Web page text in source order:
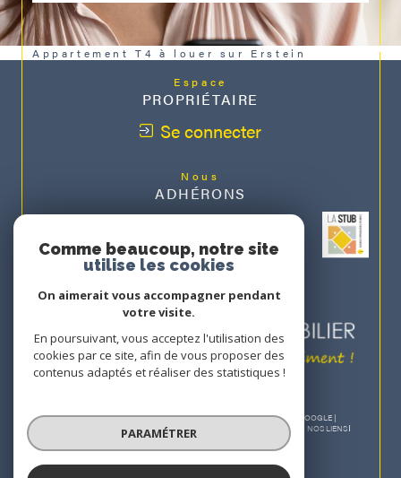
Appartement T4 à louer sur Erstein
Espace
PROPRIÉTAIRE
Se connecter
Nous
ADHÉRONS
© 2026 | TOUS DROITS RÉSERVÉS | TRADUCTION POWERED BY GOOGLE |
NOS HONORAIRES
PLAN DU SITE MENTIONS LÉGALES ADMIN
NOS LIENS
POLITIQUE RGPD
Comme beaucoup, notre site
utilise les cookies
On aimerait vous accompagner pendant
votre visite.
En poursuivant, vous acceptez l'utilisation des
cookies par ce site, afin de vous proposer des
contenus adaptés et réaliser des statistiques !
PARAMÉTRER